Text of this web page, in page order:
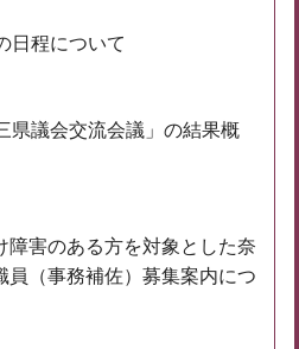
日程について
県議会交流会議」の結果概
障害のある方を対象とした奈
員（事務補佐）募集案内につ